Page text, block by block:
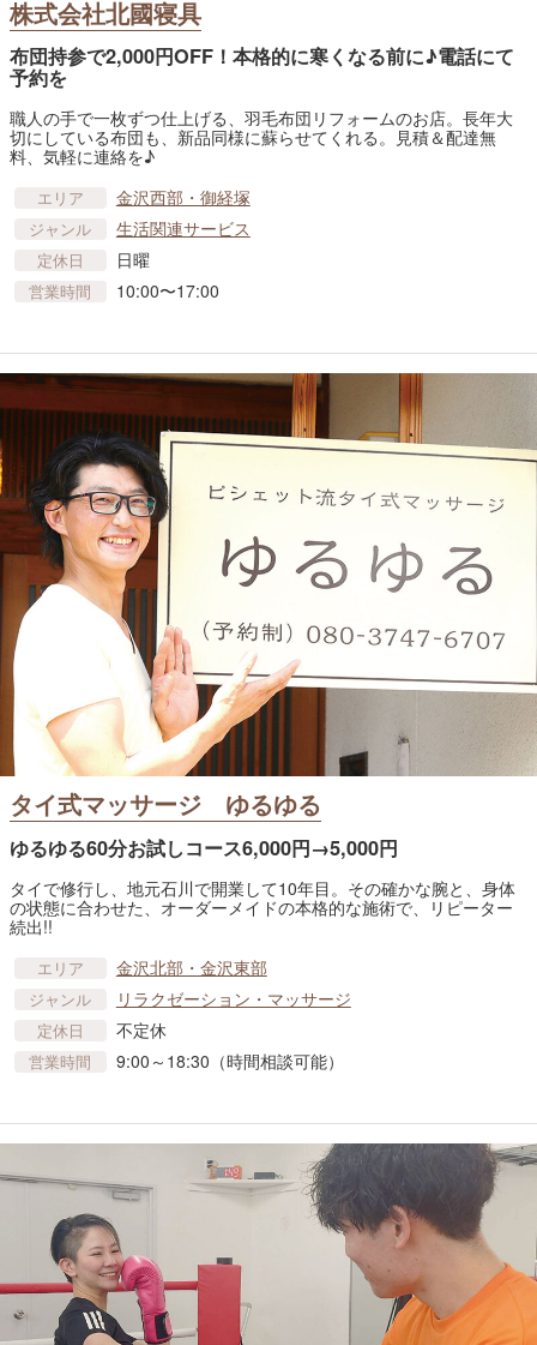
株式会社北國寝具
布団持参で2,000円OFF！本格的に寒くなる前に♪電話にて
予約を
職人の手で一枚ずつ仕上げる、羽毛布団リフォームのお店。長年大
切にしている布団も、新品同様に蘇らせてくれる。見積＆配達無
料、気軽に連絡を♪
エリア 金沢西部・御経塚
ジャンル 生活関連サービス
定休日 日曜
営業時間 10:00〜17:00
タイ式マッサージ ゆるゆる
ゆるゆる60分お試しコース6,000円→5,000円
タイで修行し、地元石川で開業して10年目。その確かな腕と、身体
の状態に合わせた、オーダーメイドの本格的な施術で、リピーター
続出!!
エリア 金沢北部・金沢東部
ジャンル リラクゼーション・マッサージ
定休日 不定休
営業時間 9:00～18:30（時間相談可能）